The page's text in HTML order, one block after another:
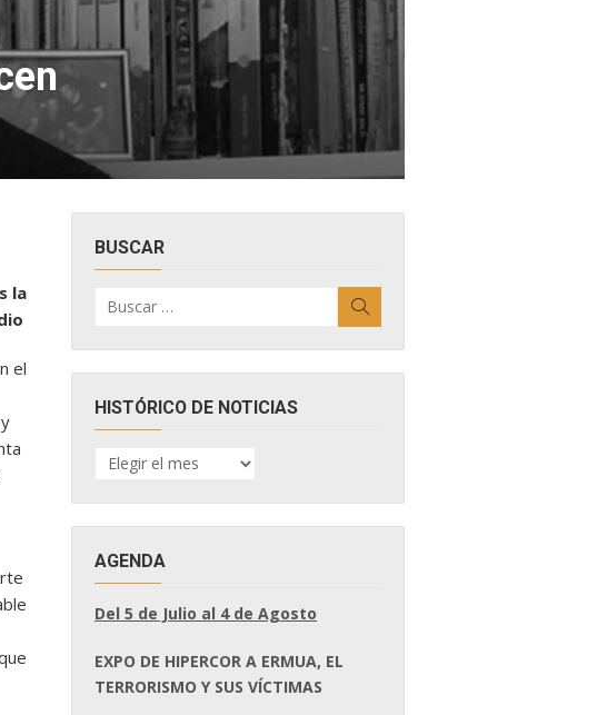
la
el
BUSCAR
por:
HISTÓRICO DE NOTICIAS
HISTÓRICO
DE
AGENDA
Del 5 de Julio al 4 de Agosto
EXPO DE HIPERCOR A ERMUA, EL
TERRORISMO Y SUS VÍCTIMAS